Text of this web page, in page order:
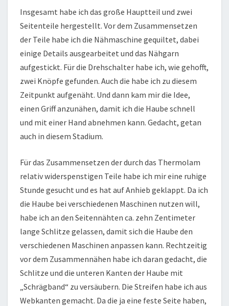
Insgesamt habe ich das große Hauptteil und zwei
Seitenteile hergestellt. Vor dem Zusammensetzen
der Teile habe ich die Nähmaschine gequiltet, dabei
einige Details ausgearbeitet und das Nähgarn
aufgestickt. Für die Drehschalter habe ich, wie gehofft,
zwei Knöpfe gefunden. Auch die habe ich zu diesem
Zeitpunkt aufgenäht. Und dann kam mir die Idee,
einen Griff anzunähen, damit ich die Haube schnell
und mit einer Hand abnehmen kann. Gedacht, getan
auch in diesem Stadium.
Für das Zusammensetzen der durch das Thermolam
relativ widerspenstigen Teile habe ich mir eine ruhige
Stunde gesucht und es hat auf Anhieb geklappt. Da ich
die Haube bei verschiedenen Maschinen nutzen will,
habe ich an den Seitennähten ca. zehn Zentimeter
lange Schlitze gelassen, damit sich die Haube den
verschiedenen Maschinen anpassen kann. Rechtzeitig
vor dem Zusammennähen habe ich daran gedacht, die
Schlitze und die unteren Kanten der Haube mit
„Schrägband“ zu versäubern. Die Streifen habe ich aus
Webkanten gemacht. Da die ja eine feste Seite haben,